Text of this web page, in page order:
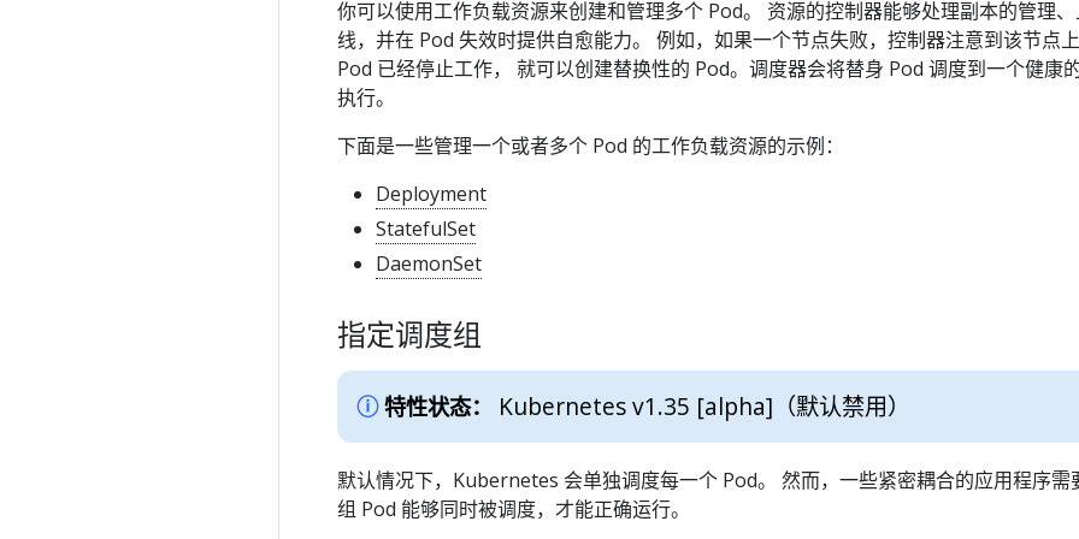
你可以使用工作负载资源来创建和管理多个 Pod。 资源的控制器能够处理副本的管理、
线，并在 Pod 失效时提供自愈能力。 例如，如果一个节点失败，控制器注意到该节点
Pod 已经停止工作， 就可以创建替换性的 Pod。调度器会将替身 Pod 调度到一个健康
执行。
下面是一些管理一个或者多个 Pod 的工作负载资源的示例：
Deployment
StatefulSet
DaemonSet
指定调度组
特性状态： Kubernetes v1.35 [alpha] （默认禁用）
默认情况下，Kubernetes 会单独调度每一个 Pod。 然而，一些紧密耦合的应用程序需
组 Pod 能够同时被调度，才能正确运行。